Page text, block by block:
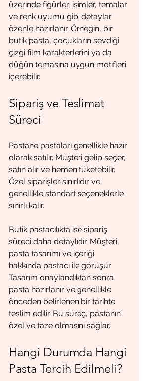
üzerinde figürler, isimler, temalar
ve renk uyumu gibi detaylar
özenle hazırlanır. Örneğin, bir
butik pasta, çocukların sevdiği
çizgi film karakterlerini ya da
düğün temasına uygun motifleri
içerebilir.
Sipariş ve Teslimat
Süreci
Pastane pastaları genellikle hazır
olarak satılır. Müşteri gelip seçer,
satın alır ve hemen tüketebilir.
Özel siparişler sınırlıdır ve
genellikle standart seçeneklerle
sınırlı kalır.
Butik pastacılıkta ise sipariş
süreci daha detaylıdır. Müşteri,
pasta tasarımı ve içeriği
hakkında pastacı ile görüşür.
Tasarım onaylandıktan sonra
pasta hazırlanır ve genellikle
önceden belirlenen bir tarihte
teslim edilir. Bu süreç, pastanın
özel ve taze olmasını sağlar.
Hangi Durumda Hangi
Pasta Tercih Edilmeli?